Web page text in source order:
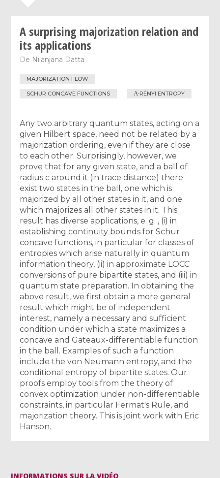
A surprising majorization relation and
its applications
De Nilanjana Datta
MAJORIZATION FLOW
SCHUR CONCAVE FUNCTIONS Α-RÉNYI ENTROPY
Any two arbitrary quantum states, acting on a
given Hilbert space, need not be related by a
majorization ordering, even if they are close
to each other. Surprisingly, however, we
prove that for any given state, and a ball of
radius c around it (in trace distance) there
exist two states in the ball, one which is
majorized by all other states in it, and one
which majorizes all other states in it. This
result has diverse applications, e. g. , (i) in
establishing continuity bounds for Schur
concave functions, in particular for classes of
entropies which arise naturally in quantum
information theory, (ii) in approximate LOCC
conversions of pure bipartite states, and (iii) in
quantum state preparation. In obtaining the
above result, we first obtain a more general
result which might be of independent
interest, namely a necessary and sufficient
condition under which a state maximizes a
concave and Gateaux-differentiable function
in the ball. Examples of such a function
include the von Neumann entropy, and the
conditional entropy of bipartite states. Our
proofs employ tools from the theory of
convex optimization under non-differentiable
constraints, in particular Fermat's Rule, and
majorization theory. This is joint work with Eric
Hanson.
INFORMATIONS SUR LA VIDÉO